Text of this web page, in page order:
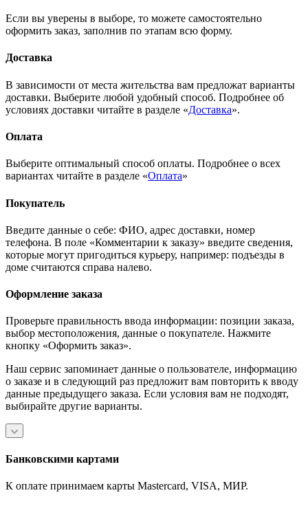
Если вы уверены в выборе, то можете самостоятельно
оформить заказ, заполнив по этапам всю форму.
Доставка
В зависимости от места жительства вам предложат варианты
доставки. Выберите любой удобный способ. Подробнее об
условиях доставки читайте в разделе «Доставка».
Оплата
Выберите оптимальный способ оплаты. Подробнее о всех
вариантах читайте в разделе «Оплата»
Покупатель
Введите данные о себе: ФИО, адрес доставки, номер
телефона. В поле «Комментарии к заказу» введите сведения,
которые могут пригодиться курьеру, например: подъезды в
доме считаются справа налево.
Оформление заказа
Проверьте правильность ввода информации: позиции заказа,
выбор местоположения, данные о покупателе. Нажмите
кнопку «Оформить заказ».
Наш сервис запоминает данные о пользователе, информацию
о заказе и в следующий раз предложит вам повторить к вводу
данные предыдущего заказа. Если условия вам не подходят,
выбирайте другие варианты.
Банковскими картами
К оплате принимаем карты Mastercard, VISA, МИР.